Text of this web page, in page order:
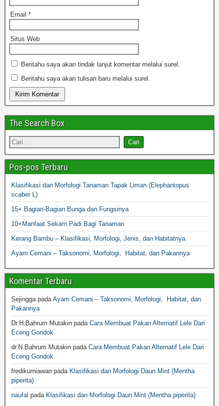
Email *
Situs Web
Beritahu saya akan tindak lanjut komentar melalui surel.
Beritahu saya akan tulisan baru melalui surel.
The Search Box
Pos-pos Terbaru
Klasifikasi dan Morfologi Tanaman Tapak Liman (Elephantopus
scaber L)
15+ Bagian-Bagian Bunga dan Fungsinya
10+Manfaat Sekam Padi Bagi Tanaman
Kerang Bambu – Klasifikasi, Morfologi, Jenis, dan Habitatnya
Ayam Cemani – Taksonomi, Morfologi, Habitat, dan Pakannya
Komentar Terbaru
Sejingga pada Ayam Cemani – Taksonomi, Morfologi, Habitat, dan
Pakannya
Dr.H.Bahrum Mutakin pada Cara Membuat Pakan Alternatif Lele Dari
Eceng Gondok
dr.N.Bahrum Mutakin pada Cara Membuat Pakan Alternatif Lele Dari
Eceng Gondok
fredikurniawan pada Klasifikasi dan Morfologi Daun Mint (Mentha
piperita)
naufal pada Klasifikasi dan Morfologi Daun Mint (Mentha piperita)